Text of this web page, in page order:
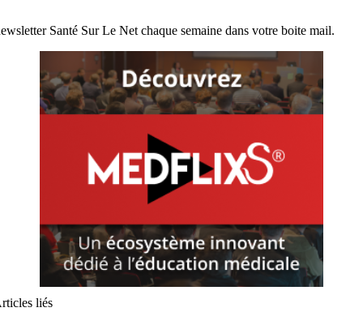
Santé Sur Le Net chaque semaine dans votre boite mail.
liés